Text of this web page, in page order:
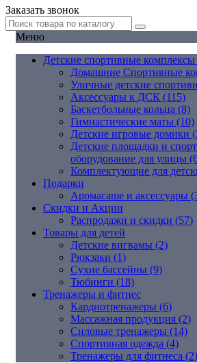
Заказать звонок
Меню
Детские спортивные
Домашние Спортивные
Уличные детские
Аксессуары к ДСК (115)
Баскетбольные кольца (8)
Гимнастические маты (10)
Детские игровые домики
Детские площадки и
оборудование для улицы
Комплектующие для
Подарки
Аромасаше и аксессуары
Скидки и Акции
Распродажи и скидки (57)
Товары для детей
Детские вигвамы (2)
Рюкзаки (1)
Сухие бассейны (9)
Тюбинги (18)
Тренажеры и фитнес
Кардиотренажеры (6)
Массажная продукция (2)
Силовые тренажеры (14)
Спортивная одежда (4)
Тренажеры для фитнеса (2)